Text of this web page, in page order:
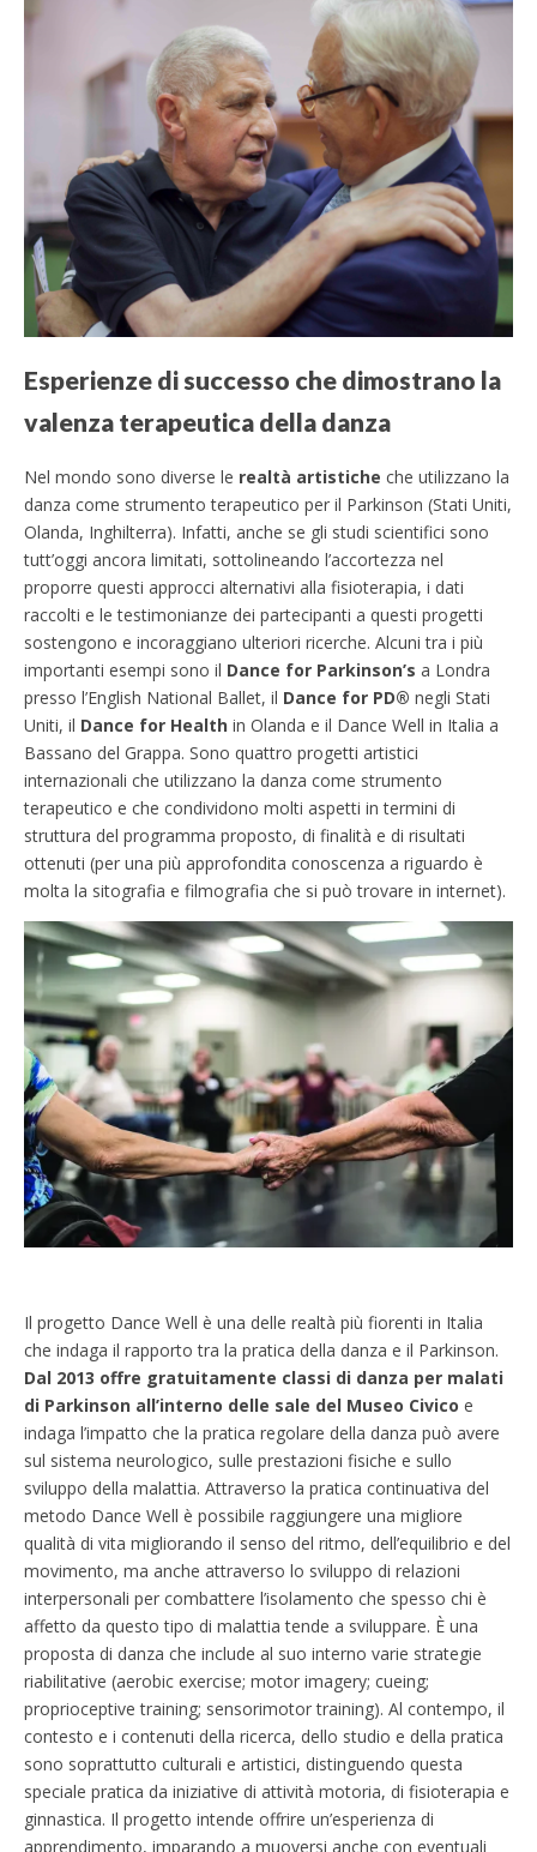
Esperienze di successo che dimostrano la
valenza terapeutica della danza
Nel mondo sono diverse le realtà artistiche che utilizzano la
danza come strumento terapeutico per il Parkinson (Stati Uniti,
Olanda, Inghilterra). Infatti, anche se gli studi scientifici sono
tutt’oggi ancora limitati, sottolineando l’accortezza nel
proporre questi approcci alternativi alla fisioterapia, i dati
raccolti e le testimonianze dei partecipanti a questi progetti
sostengono e incoraggiano ulteriori ricerche. Alcuni tra i più
importanti esempi sono il Dance for Parkinson’s a Londra
presso l’English National Ballet, il Dance for PD® negli Stati
Uniti, il Dance for Health in Olanda e il Dance Well in Italia a
Bassano del Grappa. Sono quattro progetti artistici
internazionali che utilizzano la danza come strumento
terapeutico e che condividono molti aspetti in termini di
struttura del programma proposto, di finalità e di risultati
ottenuti (per una più approfondita conoscenza a riguardo è
molta la sitografia e filmografia che si può trovare in internet).
Il progetto Dance Well è una delle realtà più fiorenti in Italia
che indaga il rapporto tra la pratica della danza e il Parkinson.
Dal 2013 offre gratuitamente classi di danza per malati
di Parkinson all’interno delle sale del Museo Civico e
indaga l’impatto che la pratica regolare della danza può avere
sul sistema neurologico, sulle prestazioni fisiche e sullo
sviluppo della malattia. Attraverso la pratica continuativa del
metodo Dance Well è possibile raggiungere una migliore
qualità di vita migliorando il senso del ritmo, dell’equilibrio e del
movimento, ma anche attraverso lo sviluppo di relazioni
interpersonali per combattere l’isolamento che spesso chi è
affetto da questo tipo di malattia tende a sviluppare. È una
proposta di danza che include al suo interno varie strategie
riabilitative (aerobic exercise; motor imagery; cueing;
proprioceptive training; sensorimotor training). Al contempo, il
contesto e i contenuti della ricerca, dello studio e della pratica
sono soprattutto culturali e artistici, distinguendo questa
speciale pratica da iniziative di attività motoria, di fisioterapia e
ginnastica. Il progetto intende offrire un’esperienza di
apprendimento, imparando a muoversi anche con eventuali